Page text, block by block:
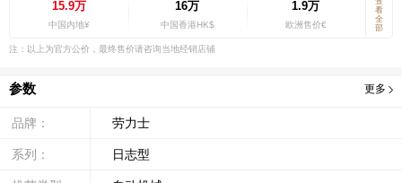
15.9万
中国内地¥
16万
中国香港HK$
1.9万
欧洲售价€
看
全
部
注：以上为官方公价，最终售价请咨询当地经销店铺
参数 更多
品牌： 劳力士
系列： 日志型